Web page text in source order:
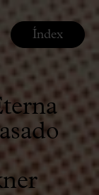
Índex